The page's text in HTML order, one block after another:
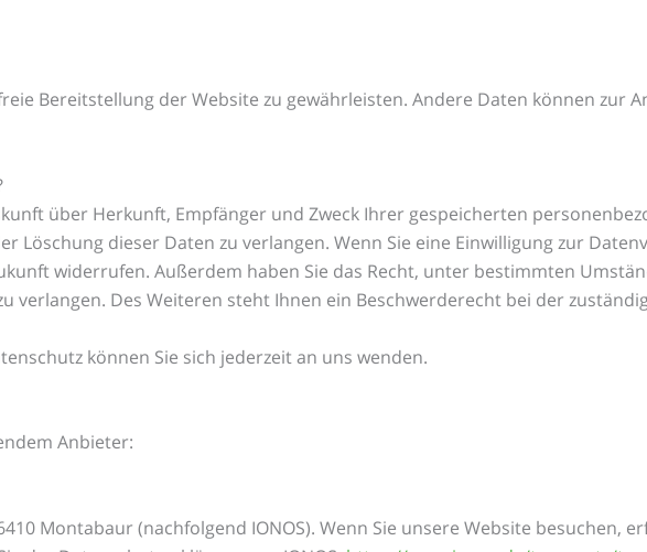
Bereitstellung der Website zu gewährleisten. Andere Daten können zur
über Herkunft, Empfänger und Zweck Ihrer gespeicherten
Löschung dieser Daten zu verlangen. Wenn Sie eine Einwilligung zur
widerrufen. Außerdem haben Sie das Recht, unter bestimmten
verlangen. Des Weiteren steht Ihnen ein Beschwerderecht bei der
können Sie sich jederzeit an uns wenden.
Anbieter:
Montabaur (nachfolgend IONOS). Wenn Sie unsere Website besuchen,